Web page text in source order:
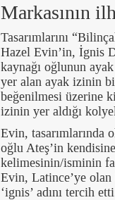
Markasının
Tasarımlarını
Hazel Evin’in, İgnis
kaynağı oğlunun
yer alan ayak izinin
beğenilmesi üzerine
izinin yer aldığı
Evin, tasarımlarında
oğlu Ateş’in
kelimesinin/isminin
Evin, Latince’ye olan
‘ignis’ adını tercih